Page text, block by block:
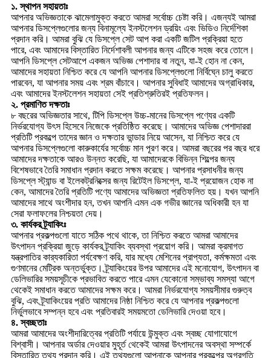
১. স্থাপন সহায়তাঃ
আপনার অভিজ্ঞতাকে ঝামেলামুক্ত করতে আমরা সর্বোচ্চ চেষ্টা করি। এজন্যই আমরা
আপনার ডিসপ্লেগুলোর জন্য বিনামূল্যে ইনস্টলেশন ড্রয়িং এবং ভিডিও নির্দেশিকা
প্রদান করি। আমরা বুঝি যে ডিসপ্লে সেট আপ করা একটি জটিল প্রক্রিয়া হতে
পারে, এবং আমাদের বিস্তারিত নির্দেশাবলী আপনার জন্য এটিকে সহজ করে তোলে।
আপনি ডিসপ্লে সেটআপে একজন অভিজ্ঞ পেশাদার বা নতুন, যা-ই হোন না কেন,
আমাদের সহায়তা নিশ্চিত করে যে আপনি আপনার ডিসপ্লেগুলো নির্বিঘ্নে চালু করতে
পারবেন, যা আপনার সময় এবং শ্রম বাঁচাবে। আপনার সুবিধাই আমাদের অগ্রাধিকার,
এবং আমাদের ইনস্টলেশন সহায়তা সেই প্রতিশ্রুতিরই প্রতিফলন।
২. প্রমাণিত দক্ষতাঃ
৮ বছরের অভিজ্ঞতার সাথে, টিপি ডিসপ্লে উচ্চ-মানের ডিসপ্লে পণ্যের একটি
নির্ভরযোগ্য উৎস হিসেবে নিজেকে প্রতিষ্ঠিত করেছে। আমাদের অভিজ্ঞ পেশাদাররা
প্রতিটি প্রকল্পে তাদের জ্ঞান ও দক্ষতার ভান্ডার নিয়ে আসেন, যা নিশ্চিত করে যে
আপনার ডিসপ্লেগুলো কারুকার্যের সর্বোচ্চ মান পূরণ করে। আমরা বছরের পর বছর ধরে
আমাদের দক্ষতাকে আরও উন্নত করেছি, যা আমাদেরকে বিভিন্ন শিল্পের জন্য
বিশেষভাবে তৈরি সমাধান প্রদান করতে সক্ষম করেছে। আপনার প্রসাধনীর জন্য
ডিসপ্লে স্ট্যান্ড বা ইলেকট্রনিক্সের জন্য রিটেইল ডিসপ্লে, যা-ই প্রয়োজন হোক না
কেন, আমাদের তৈরি প্রতিটি পণ্যে আমাদের অভিজ্ঞতা প্রতিফলিত হয়। যখন আপনি
আমাদের সাথে অংশীদার হন, তখন আপনি এমন এক গভীর জ্ঞানের অধিকারী হন যা
সেরা ফলাফলের নিশ্চয়তা দেয়।
৩. কার্যকর ট্র্যাকিংঃ
আপনার প্রকল্পগুলো যাতে সঠিক পথে থাকে, তা নিশ্চিত করতে আমরা আমাদের
উৎপাদন প্রক্রিয়া জুড়ে কার্যকর ট্র্যাকিং ব্যবস্থা প্রয়োগ করি। আমরা ক্রমাগত
যন্ত্রপাতির কার্যকারিতা পর্যবেক্ষণ করি, যার মধ্যে মেশিনের প্রাপ্যতা, কর্মক্ষমতা এবং
গুণমানের মেট্রিক অন্তর্ভুক্ত। ট্র্যাকিংয়ের উপর আমাদের এই মনোযোগ, উৎপাদন বা
ডেলিভারির সময়সূচীকে প্রভাবিত করতে পারে এমন যেকোনো সম্ভাব্য সমস্যা আগে
থেকেই সমাধান করতে আমাদের সক্ষম করে। আমরা নির্ভরযোগ্য সময়সীমার গুরুত্ব
বুঝি, এবং ট্র্যাকিংয়ের প্রতি আমাদের নিষ্ঠা নিশ্চিত করে যে আপনার প্রকল্পগুলো
নির্ভুলভাবে সম্পন্ন হবে এবং প্রতিবারই সময়মতো ডেলিভারি দেওয়া হবে।
৪. স্বচ্ছতাঃ
আমরা আমাদের অংশীদারিত্বের প্রতিটি পর্যায়ে উন্মুক্ত এবং স্বচ্ছ যোগাযোগে
বিশ্বাসী। আপনার অর্ডার দেওয়ার মুহূর্ত থেকেই আমরা উৎপাদনের অবস্থা সম্পর্কে
বিস্তারিত তথ্য প্রদান করি। এই তথ্যগুলো আপনাকে আপনার প্রকল্পের অগ্রগতি